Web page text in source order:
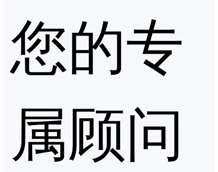
您的专
属顾问